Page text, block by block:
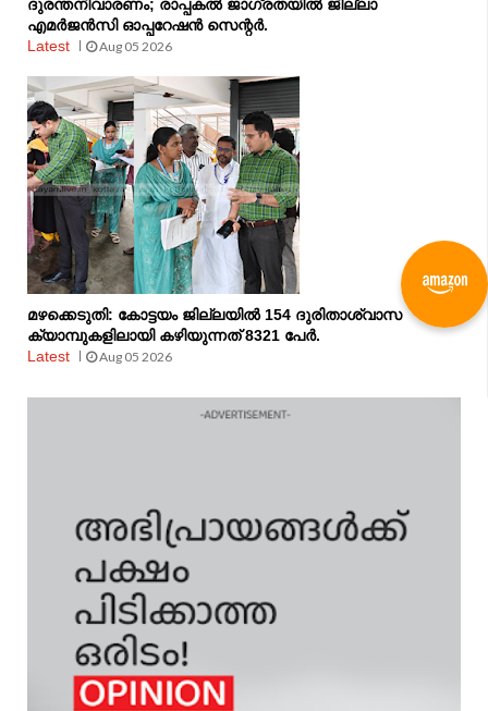
ദുരന്തനിവാരണം; രാപ്പകല്‍ ജാഗ്രതയില്‍ ജില്ലാ
എമര്‍ജന്‍സി ഓപ്പറേഷന്‍ സെന്റര്‍.
Latest
Aug 05 2026
മഴക്കെടുതി: കോട്ടയം ജില്ലയിൽ 154 ദുരിതാശ്വാസ
ക്യാമ്പുകളിലായി കഴിയുന്നത് 8321 പേർ.
Latest
Aug 05 2026